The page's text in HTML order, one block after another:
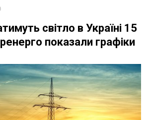
світло в Україні 15
показали графіки